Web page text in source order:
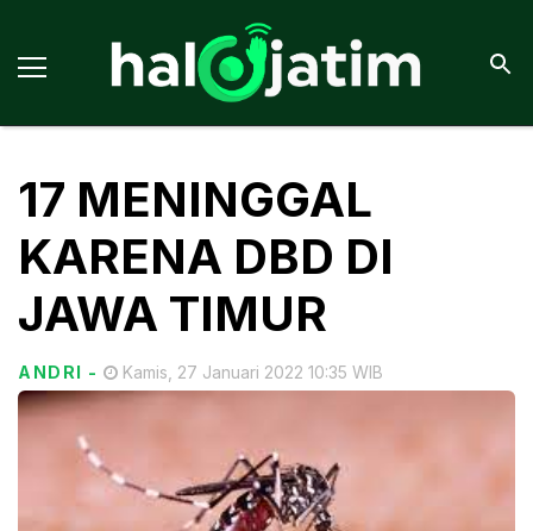
17 MENINGGAL
KARENA DBD DI
JAWA TIMUR
ANDRI - Kamis, 27 Januari 2022 10:35 WIB